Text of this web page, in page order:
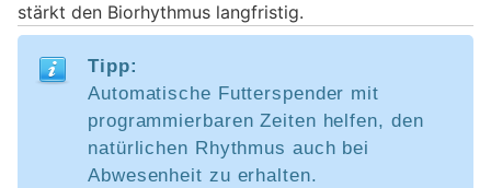
stärkt den Biorhythmus langfristig.
Tipp:
Automatische Futterspender mit
programmierbaren Zeiten helfen, den
natürlichen Rhythmus auch bei
Abwesenheit zu erhalten.